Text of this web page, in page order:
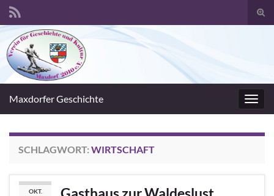
Search for:
Maxdorfer Geschichte
SCHLAGWORT: WIRTSCHAFT
OKT.